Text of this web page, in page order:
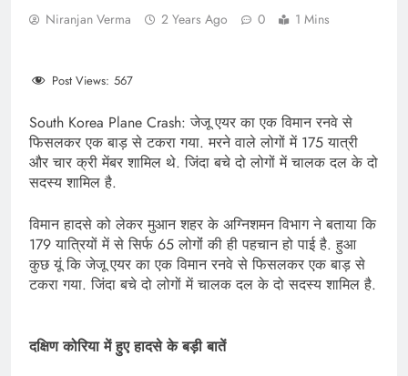
Niranjan Verma 2 Years Ago 0 1 Mins
Post Views: 567
South Korea Plane Crash: जेजू एयर का एक विमान रनवे से
फिसलकर एक बाड़ से टकरा गया. मरने वाले लोगों में 175 यात्री
और चार क्री मेंबर शामिल थे. जिंदा बचे दो लोगों में चालक दल के दो
सदस्य शामिल है.
विमान हादसे को लेकर मुआन शहर के अग्निशमन विभाग ने बताया कि
179 यात्रियों में से सिर्फ 65 लोगोंं की ही पहचान हो पाई है. हुआ
कुछ यूं कि जेजू एयर का एक विमान रनवे से फिसलकर एक बाड़ से
टकरा गया. जिंदा बचे दो लोगों में चालक दल के दो सदस्य शामिल है.
दक्षिण कोरिया में हुए हादसे के बड़ी बातें